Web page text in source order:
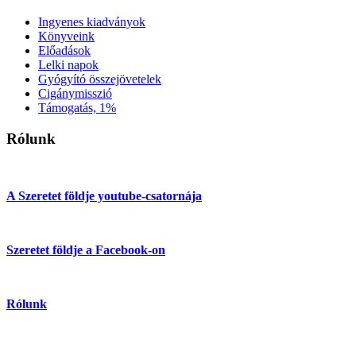
Ingyenes kiadványok
Könyveink
Előadások
Lelki napok
Gyógyító összejövetelek
Cigánymisszió
Támogatás, 1%
Rólunk
A Szeretet földje youtube-csatornája
Szeretet földje a Facebook-on
Rólunk